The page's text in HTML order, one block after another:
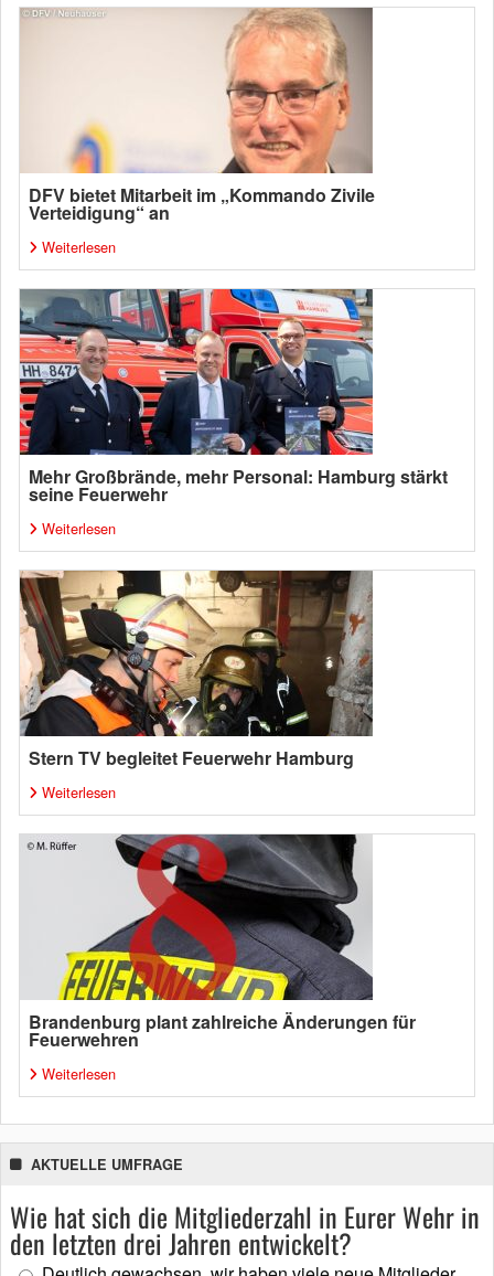
DFV bietet Mitarbeit im „Kommando Zivile
Verteidigung“ an
Weiterlesen
Mehr Großbrände, mehr Personal: Hamburg stärkt
seine Feuerwehr
Weiterlesen
Stern TV begleitet Feuerwehr Hamburg
Weiterlesen
Brandenburg plant zahlreiche Änderungen für
Feuerwehren
Weiterlesen
AKTUELLE UMFRAGE
Wie hat sich die Mitgliederzahl in Eurer Wehr in
den letzten drei Jahren entwickelt?